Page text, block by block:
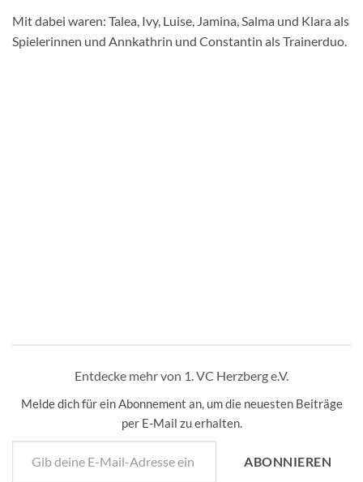
Mit dabei waren: Talea, Ivy, Luise, Jamina, Salma und Klara als
Spielerinnen und Annkathrin und Constantin als Trainerduo.
Entdecke mehr von 1. VC Herzberg e.V.
Melde dich für ein Abonnement an, um die neuesten Beiträge
per E-Mail zu erhalten.
Gib deine E-Mail-Adresse ein ...
ABONNIEREN